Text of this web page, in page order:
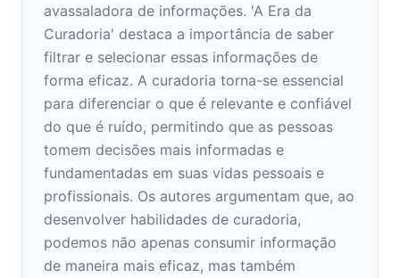
avassaladora de informações. 'A Era da
Curadoria' destaca a importância de saber
filtrar e selecionar essas informações de
forma eficaz. A curadoria torna-se essencial
para diferenciar o que é relevante e confiável
do que é ruído, permitindo que as pessoas
tomem decisões mais informadas e
fundamentadas em suas vidas pessoais e
profissionais. Os autores argumentam que, ao
desenvolver habilidades de curadoria,
podemos não apenas consumir informação
de maneira mais eficaz, mas também